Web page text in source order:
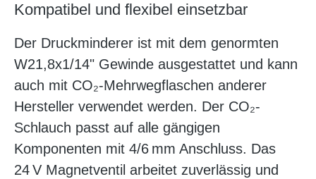
Kompatibel und flexibel einsetzbar
Der Druckminderer ist mit dem genormten
W21,8x1/14" Gewinde ausgestattet und kann
auch mit CO₂-Mehrwegflaschen anderer
Hersteller verwendet werden. Der CO₂-
Schlauch passt auf alle gängigen
Komponenten mit 4/6 mm Anschluss. Das
24 V Magnetventil arbeitet zuverlässig und